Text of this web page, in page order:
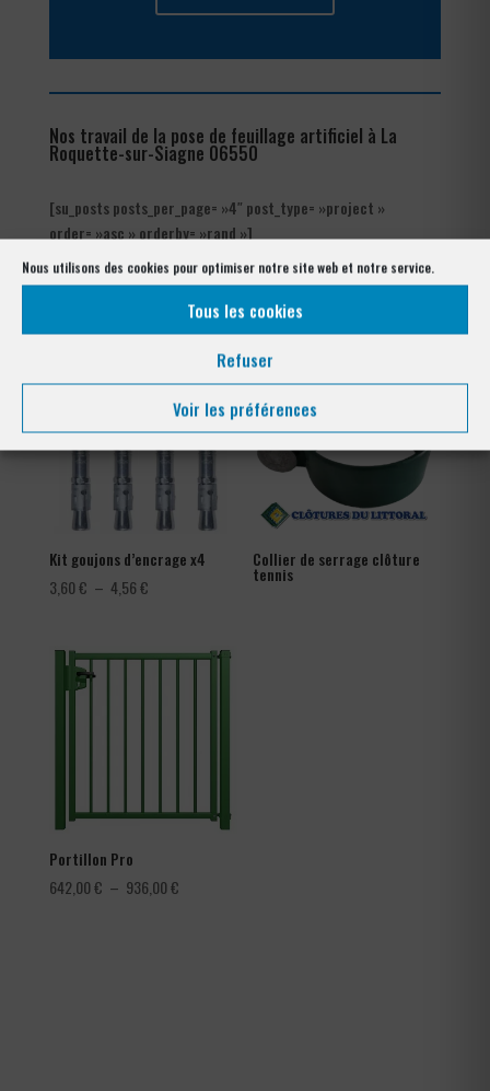
Nous utilisons des cookies pour optimiser notre site web et notre service.
Tous les cookies
Refuser
Voir les préférences
Nos travail de la pose de feuillage artificiel à La
Roquette-sur-Siagne 06550
[su_posts posts_per_page= »4″ post_type= »project »
order= »asc » orderby= »rand »]
Notre gamme pour la pose
à La Roquette-sur-Siagne 06550
Kit goujons d’encrage x4
3,60€ – 4,56€Plage
3,60 €
Collier de serrage clôture
tennis
Portillon Pro
642,00€ – 936,00€Plage